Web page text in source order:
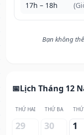
17h – 18h
Bạn không
Lịch Tháng 12
THỨ HAI THỨ BA
29 30 1